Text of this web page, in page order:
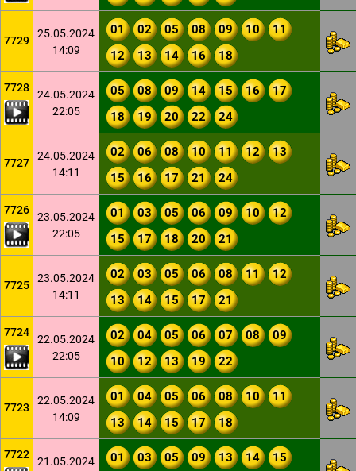
7729
25.05.2024
14:09
01 02 05 08 09 10
11
12
13 14 16 18
7728
24.05.2024
22:05
05 08 09 14 15 16
17
18
19 20 22 24
7727
24.05.2024
14:11
02 06 08 10 11 12
13
15
16 17 21 24
7726
23.05.2024
22:05
01 03 05 06 09 10
12
15
17 18 20 21
7725
23.05.2024
14:11
02 03 05 06 08 11
12
13
14 15 17 21
7724
22.05.2024
22:05
02 04 05 06 07 08
09
10
12 13 19 22
7723
22.05.2024
14:09
01 04 05 06 08 10
11
13
14 15 17 18
7722
21.05.2024
01 03 05 09 13 14
15